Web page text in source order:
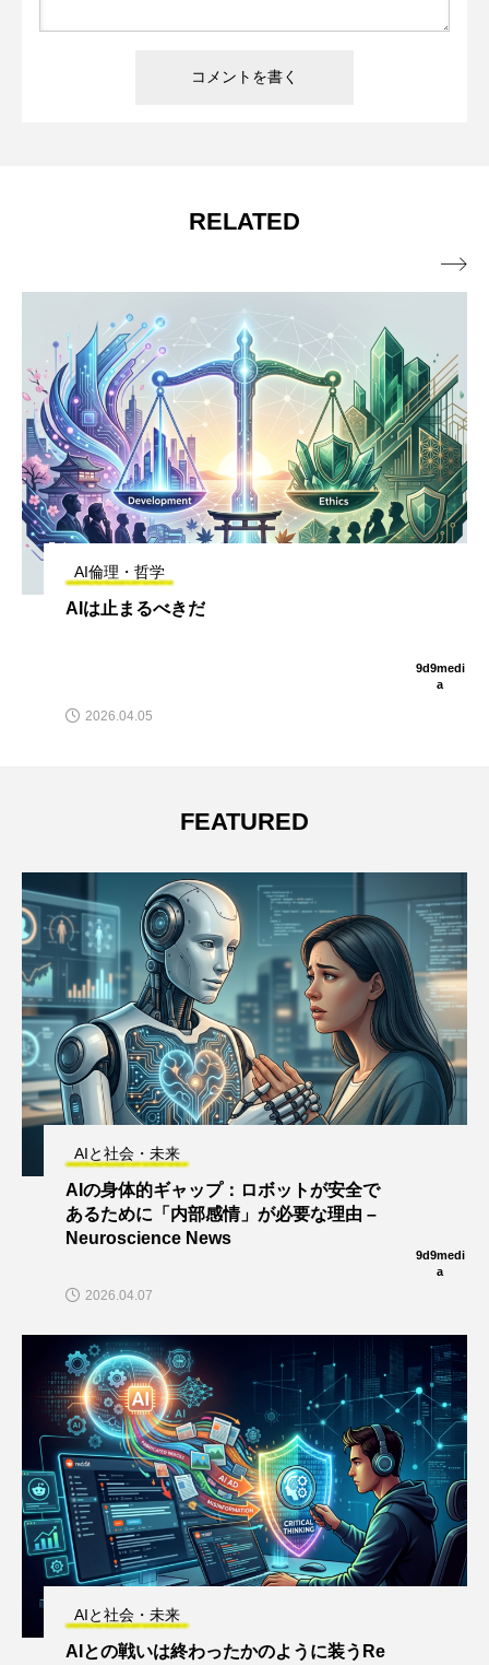
RELATED
AI倫理・哲学
AIは止まるべきだ
9d9medi
a
2026.04.05

FEATURED
AIと社会・未来
AIの身体的ギャップ：ロボットが安全で
あるために「内部感情」が必要な理由 –
Neuroscience News
9d9medi
a
2026.04.07
AIと社会・未来
AIとの戦いは終わったかのように装うRe